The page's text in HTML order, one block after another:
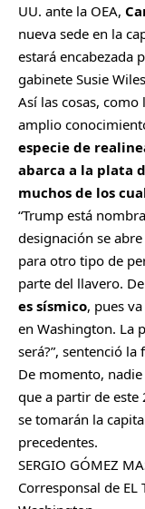
UU. ante la OEA,
nueva sede en la
estará encabezada
gabinete Susie
Así las cosas, como
amplio
especie de
abarca a la plata
muchos de los
“Trump está
designación se
para otro tipo de
parte del llavero.
es sísmico, pues
en Washington. La
será?”, sentenció la
De momento,
que a partir de este
se tomarán la
precedentes.
SERGIO GÓMEZ
Corresponsal de EL